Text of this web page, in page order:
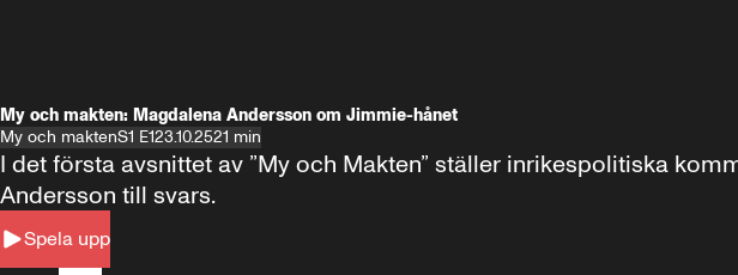
My och makten: Magdalena Andersson om Jimmie-hånet
My och maktenS1 E123.10.2521 min
Spela upp
I det första avsnittet av ”My och Makten” ställer inrikespolitiska
Andersson till svars.